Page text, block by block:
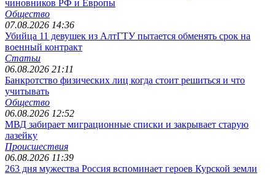
чиновников РФ и Европы
Общество
07.08.2026 14:36
Убийца 11 девушек из АлтГТУ пытается обменять срок на
военный контракт
Статьи
06.08.2026 21:11
Банкротство физических лиц когда стоит решиться и что
учитывать
Общество
06.08.2026 12:52
МВД забирает миграционные списки и закрывает старую
лазейку
Происшествия
06.08.2026 11:39
263 дня мужества Россия вспоминает героев Курской земли